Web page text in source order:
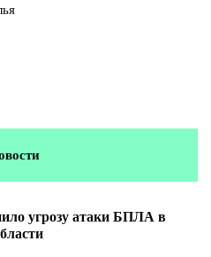
угрозу атаки БПЛА в